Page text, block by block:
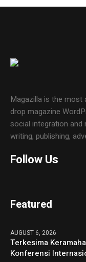
Magazilla is the most
drop magazine
social integration
writing, publishing,
Follow Us
Featured
AUGUST 6, 2026
Terkesima
Konferensi